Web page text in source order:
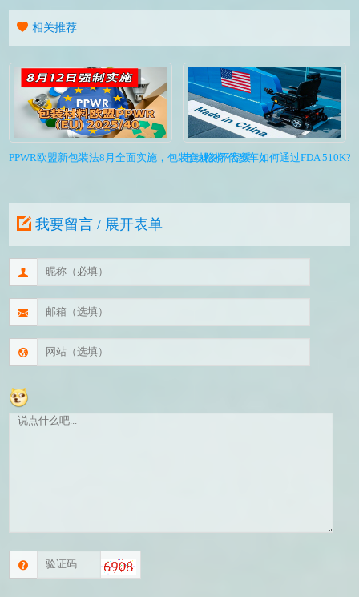
相关推荐
PPWR欧盟新包装法8月全面实施，包装合规刻不容缓电动轮椅/代步车如何通过FDA
我要留言 / 展开表单